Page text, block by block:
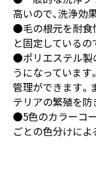
高いので、洗浄効
●毛の根元を耐食
と固定しているの
●ポリエステル製
うになっています
管理ができます。
テリアの繁殖を防
●5色のカラーコ
ごとの色分けによ